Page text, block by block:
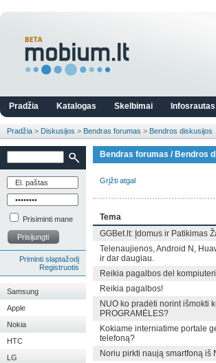
Pradžia Katalogas Skelbimai Infosrautas
Pradžia > Diskusijos > Bendras forumas > Bendros diskusijos
Prisiminti mane
Prisijungti
Priminti slaptažodį
Registruotis
Samsung
Apple
Nokia
HTC
LG
Bendras forumas / Bendros
Grįžti atgal
Tema
GGBet.lt: Įdomus ir Patikimas
Telenaujienos, Android N,
ir dar daugiau.
Reikia pagalbos del
Reikia pagalbos!
NUO ko pradėti norint išmokti
PROGRAMĖLES?
Kokiame interniatime portale
telefoną?
Noriu pirkti naują smartfoną iš